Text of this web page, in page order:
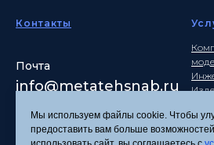
Контакты
Почта
info@metatehsnab.ru
Мы используем файлы cookie. Чтобы
предоставить вам больше